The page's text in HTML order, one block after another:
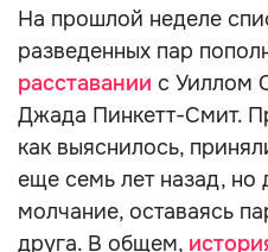
На прошлой неделе
разведенных пар
расставании с Уиллом
Джада Пинкетт-Смит.
как выяснилось,
еще семь лет назад, но
молчание, оставаясь
друга. В общем,